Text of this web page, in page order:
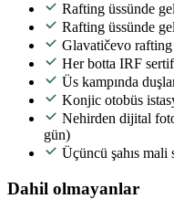
Rafting üssünde
Rafting üssünde
Glavatičevo rafting
Her botta IRF
Üs kampında
Konjic otobüs
Nehirden dijital
gün)
Üçüncü şahıs mali
Dahil olmayanlar